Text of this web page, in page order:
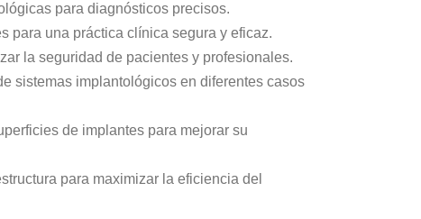
para diagnósticos precisos.
para una práctica clínica segura y eficaz.
la seguridad de pacientes y profesionales.
sistemas implantológicos en diferentes casos
de implantes para mejorar su
para maximizar la eficiencia del